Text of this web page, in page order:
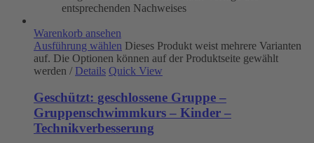
entsprechenden Nachweises
Warenkorb ansehen
Ausführung wählen Dieses Produkt weist mehrere Varianten
auf. Die Optionen können auf der Produktseite gewählt
werden / Details Quick View
Geschützt: geschlossene Gruppe –
Gruppenschwimmkurs – Kinder –
Technikverbesserung